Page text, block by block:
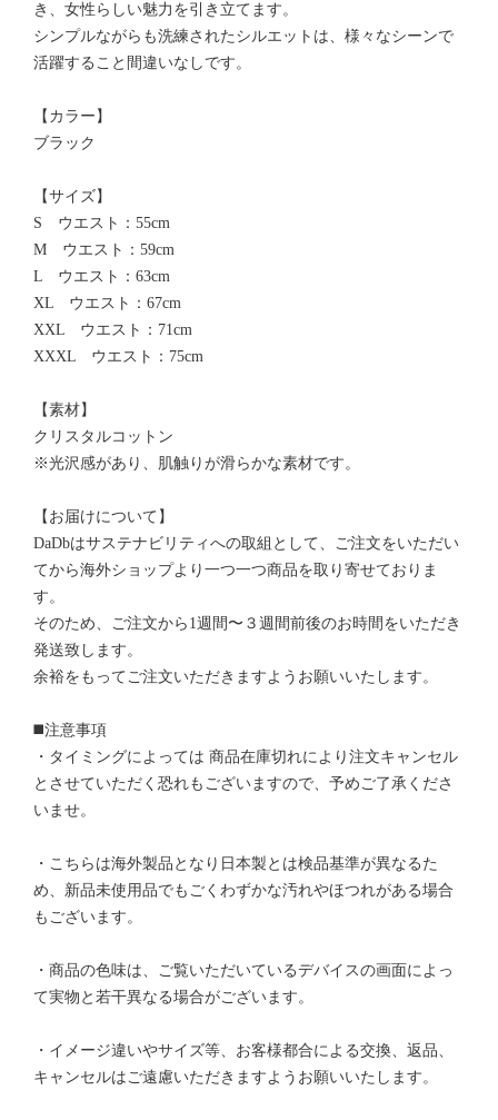
き、女性らしい魅力を引き立てます。
シンプルながらも洗練されたシルエットは、様々なシーンで
活躍すること間違いなしです。
【カラー】
ブラック
【サイズ】
S ウエスト：55cm
M ウエスト：59cm
L ウエスト：63cm
XL ウエスト：67cm
XXL ウエスト：71cm
XXXL ウエスト：75cm
【素材】
クリスタルコットン
※光沢感があり、肌触りが滑らかな素材です。
【お届けについて】
DaDbはサステナビリティへの取組として、ご注文をいただい
てから海外ショップより一つ一つ商品を取り寄せておりま
す。
そのため、ご注文から1週間〜３週間前後のお時間をいただき
発送致します。
余裕をもってご注文いただきますようお願いいたします。
◼️注意事項
・タイミングによっては 商品在庫切れにより注文キャンセル
とさせていただく恐れもございますので、予めご了承くださ
いませ。
・こちらは海外製品となり日本製とは検品基準が異なるた
め、新品未使用品でもごくわずかな汚れやほつれがある場合
もございます。
・商品の色味は、ご覧いただいているデバイスの画面によっ
て実物と若干異なる場合がございます。
・イメージ違いやサイズ等、お客様都合による交換、返品、
キャンセルはご遠慮いただきますようお願いいたします。